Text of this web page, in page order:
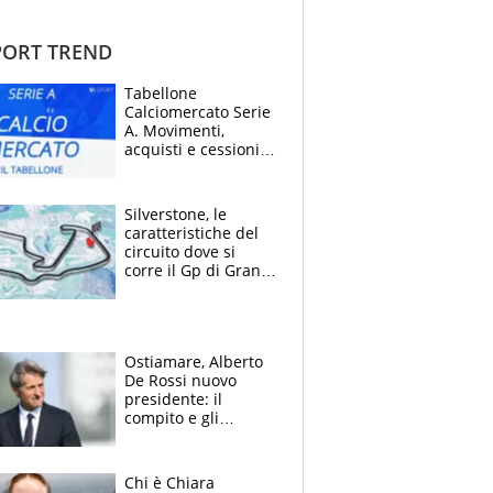
TREND
Tabellone
Calciomercato Serie
A. Movimenti,
acquisti e cessioni:
Silverstone, le
caratteristiche del
circuito dove si
corre il Gp di Gran
Ostiamare, Alberto
De Rossi nuovo
presidente: il
compito e gli
Chi è Chiara